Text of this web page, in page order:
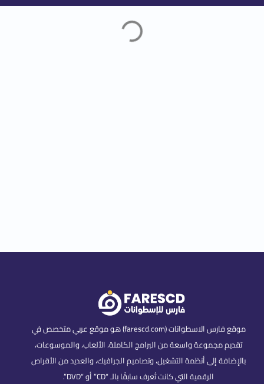
موقع فارس الاسطوانات (farescd.com) هو موقع عربي متخصص في
تقديم مجموعة واسعة من البرامج الكاملة، الألعاب، والموسوعات،
بالإضافة إلى أنظمة التشغيل، وتصاميم الجرافيك، والعديد من الأقراص
الرقمية التي كانت تُعرف سابقًا بالـ “CD” أو “DVD”.